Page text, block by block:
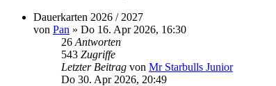
Dauerkarten 2026 / 2027
von Pan » Do 16. Apr 2026, 16:30
26 Antworten
543 Zugriffe
Letzter Beitrag von Mr Starbulls Junior
Do 30. Apr 2026, 20:49